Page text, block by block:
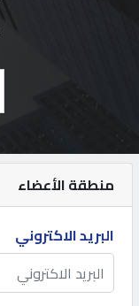
اعلانك
مطلوب
طلب
منطقة الأعضاء
البريد الاكتروني